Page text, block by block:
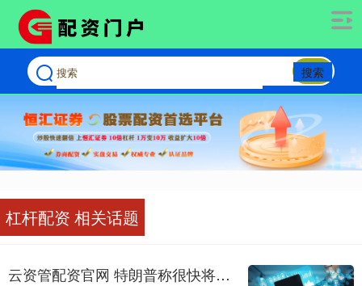
搜索
杠杆配资 相关话题
云资管配资官网 特朗普称很快将对芯片征收“相当可观”关税 先前称远高于100%